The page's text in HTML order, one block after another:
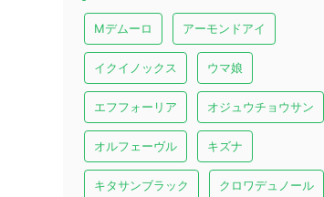
Mデムーロ アーモンドアイ
イクイノックス ウマ娘
エフフォーリア オジュウチョウサン
オルフェーヴル キズナ
キタサンブラック クロワデュノール